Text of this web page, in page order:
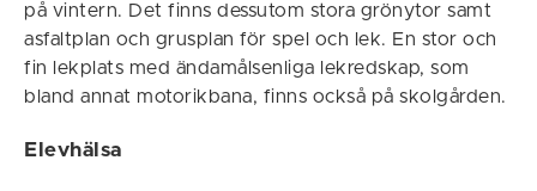
på vintern. Det finns dessutom stora grönytor samt
asfaltplan och grusplan för spel och lek. En stor och
fin lekplats med ändamålsenliga lekredskap, som
bland annat motorikbana, finns också på skolgården.
Elevhälsa